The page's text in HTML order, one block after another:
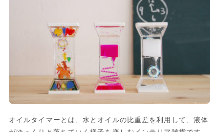
オイルタイマーとは、水とオイルの比重差を利用して、液体